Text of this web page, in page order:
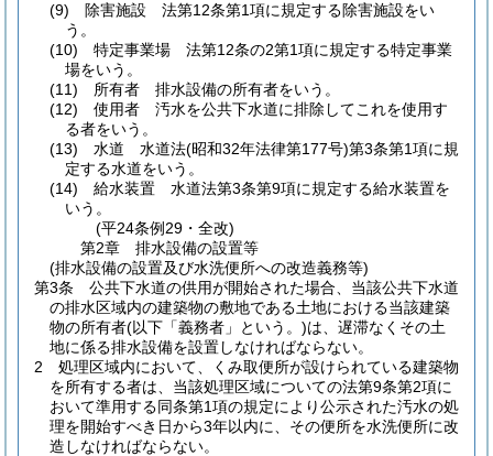
(9)
除害施設 法第12条第1項に規定する除害施設をい
う。
(10)
特定事業場 法第12条の2第1項に規定する特定事業
場をいう。
(11)
所有者 排水設備の所有者をいう。
(12)
使用者 汚水を公共下水道に排除してこれを使用す
る者をいう。
(13)
水道 水道法(昭和32年法律第177号)第3条第1項に規
定する水道をいう。
(14)
給水装置 水道法第3条第9項に規定する給水装置を
いう。
(平24条例29・全改)
第2章
排水設備の設置等
(排水設備の設置及び水洗便所への改造義務等)
第3条
公共下水道の供用が開始された場合、当該公共下水道
の排水区域内の建築物の敷地である土地における当該建築
物の所有者(以下「義務者」という。)は、遅滞なくその土
地に係る排水設備を設置しなければならない。
2
処理区域内において、くみ取便所が設けられている建築物
を所有する者は、当該処理区域についての法第9条第2項に
おいて準用する同条第1項の規定により公示された汚水の処
理を開始すべき日から3年以内に、その便所を水洗便所に改
造しなければならない。